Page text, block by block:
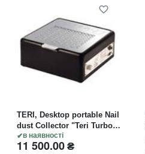
в наявності
TERI, Desktop portable Nail
dust Collector "Teri Turbo
M", Витяжка настільна,
чорна зі сталевою
11 500.00₴